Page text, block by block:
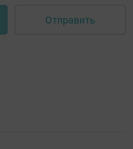
Отправить